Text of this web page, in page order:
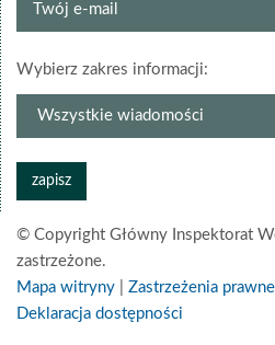
Wybierz zakres informacji:
© Copyright Główny Inspektorat
zastrzeżone.
Mapa witryny
Zastrzeżenia prawne
Deklaracja dostępności